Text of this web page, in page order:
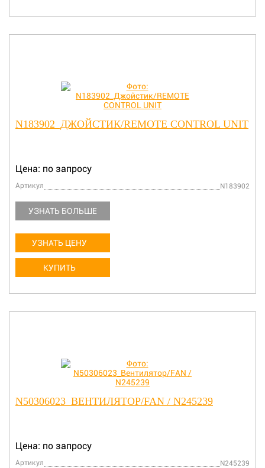
N183902_ДЖОЙСТИК/REMOTE CONTROL UNIT
Цена: по запросу
Артикул N183902
УЗНАТЬ БОЛЬШЕ
УЗНАТЬ ЦЕНУ
КУПИТЬ
N50306023_ВЕНТИЛЯТОР/FAN / N245239
Цена: по запросу
Артикул N245239